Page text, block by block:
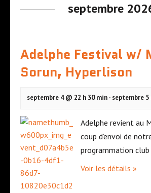
septembre
Adelphe Festival w/
Sorun, Hyperlison
septembre 4 @ 22 h 30 min- septembre 5
Adelphe revient au
coup d’envoi de
programmation club
Voir les détails »